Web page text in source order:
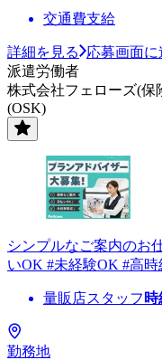
交通費支給
詳細を見る
応募画面に
派遣労働者
株式会社フェローズ(保
(OSK)
シンプルなご案内のお
いOK #未経験OK #高時
量販店スタッフ 時
勤務地